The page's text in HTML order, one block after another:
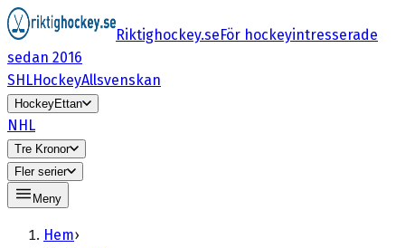
Riktighockey.seFör hockeyintresserade
sedan 2016
SHLHockeyAllsvenskan
HockeyEttan
NHL
Tre Kronor
Fler serier
Meny
Hem›